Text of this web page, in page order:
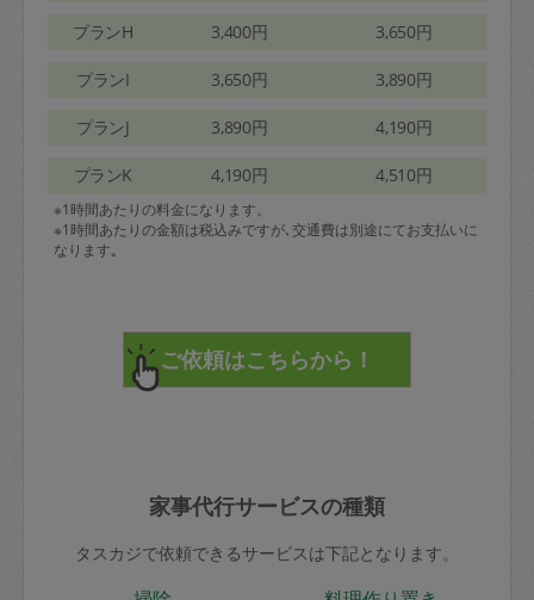
プランH 3,400円 3,650円
プランI 3,650円 3,890円
プランJ 3,890円 4,190円
プランK 4,190円 4,510円
※1時間あたりの料金になります。
※1時間あたりの金額は税込みですが､交通費は別途にてお支払いに
なります｡
家事代行サービスの種類
タスカジで依頼できるサービスは下記となります。